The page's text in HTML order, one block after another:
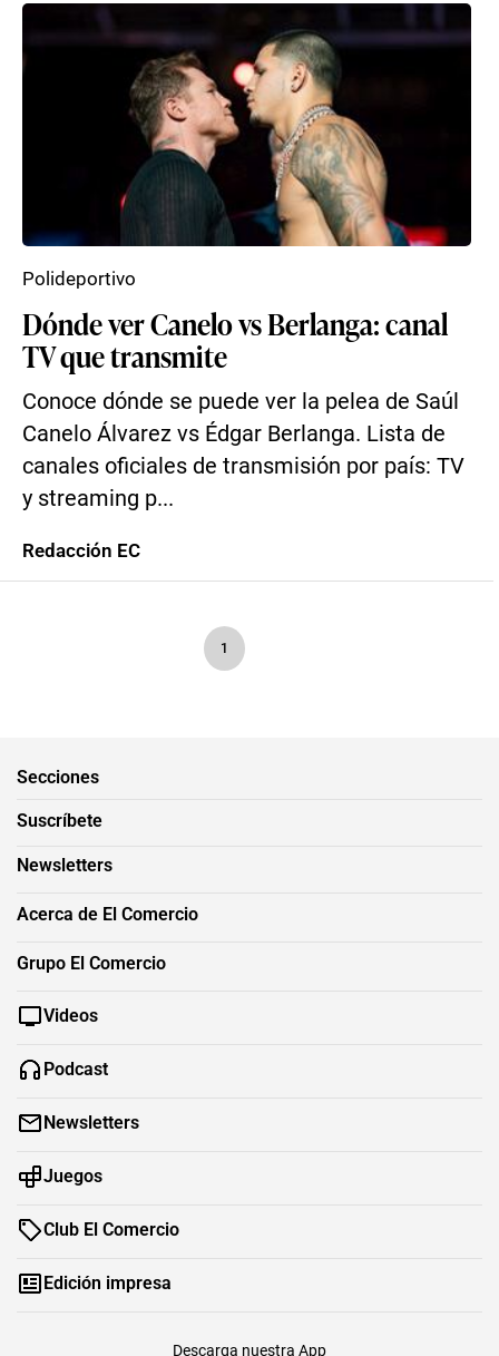
Dónde ver Canelo vs Berlanga: canal
TV que transmite
Conoce dónde se puede ver la pelea de Saúl
Canelo Álvarez vs Édgar Berlanga. Lista de
canales oficiales de transmisión por país: TV
y streaming p...
Polideportivo
Redacción EC
1
Secciones
Suscríbete
Newsletters
Acerca de El Comercio
Grupo El Comercio
Videos
Podcast
Newsletters
Juegos
Club El Comercio
Edición impresa
Descarga nuestra App